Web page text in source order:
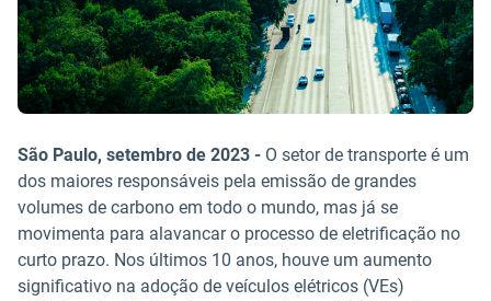
São Paulo, setembro de 2023 - O setor de transporte é um
dos maiores responsáveis pela emissão de grandes
volumes de carbono em todo o mundo, mas já se
movimenta para alavancar o processo de eletrificação no
curto prazo. Nos últimos 10 anos, houve um aumento
significativo na adoção de veículos elétricos (VEs)